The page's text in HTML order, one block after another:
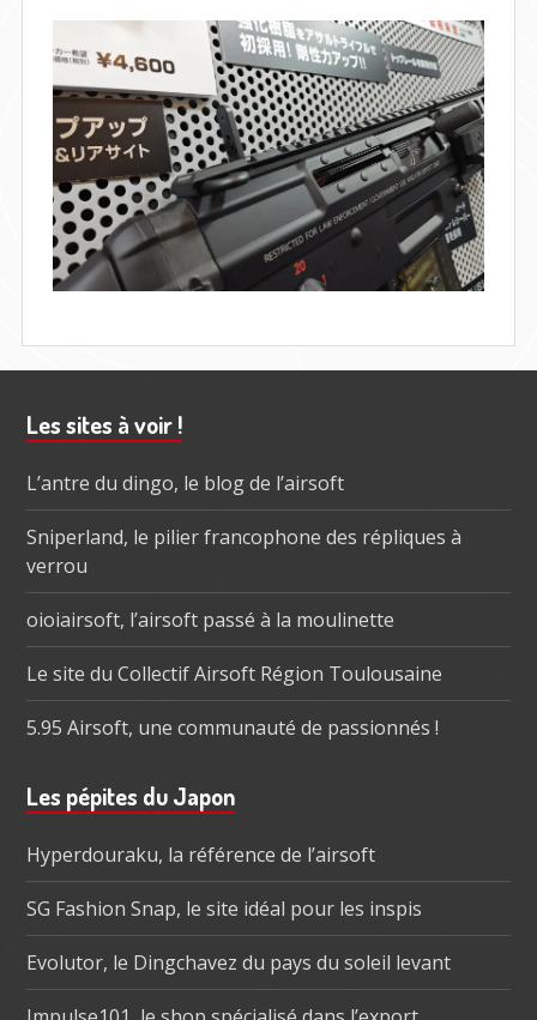
Barre
subsidiaire
Les sites à voir !
L’antre du dingo, le blog de l’airsoft
Sniperland, le pilier francophone des répliques à
verrou
oioiairsoft, l’airsoft passé à la moulinette
Le site du Collectif Airsoft Région Toulousaine
5.95 Airsoft, une communauté de passionnés !
Les pépites du Japon
Hyperdouraku, la référence de l’airsoft
SG Fashion Snap, le site idéal pour les inspis
Evolutor, le Dingchavez du pays du soleil levant